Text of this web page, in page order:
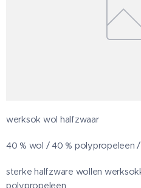
werksok wol halfzwaar
40 % wol / 40 % polypropeleen
sterke halfzware wollen
polypropeleen